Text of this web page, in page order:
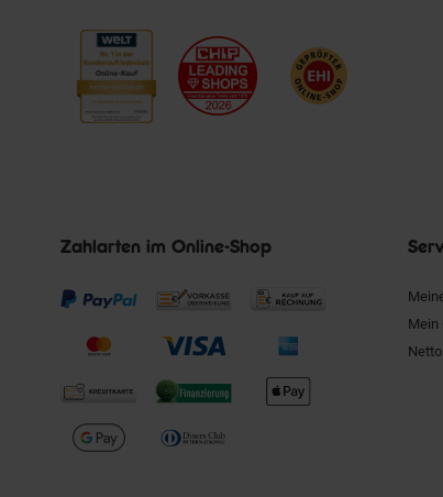
Zahlarten im Online-Shop
Mein